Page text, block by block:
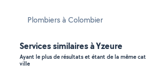
Plombiers à Colombier
Services similaires à Yzeure
Ayant le plus de résultats et étant de la même
ville